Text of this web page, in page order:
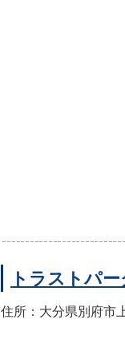
トラストパ
住所：大分県別府市